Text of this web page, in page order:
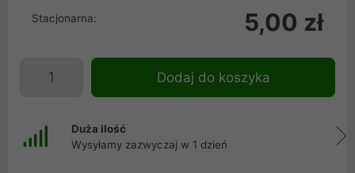
Stacjonarna: 5,00 zł
Dodaj do koszyka
Duża ilość
Wysyłamy zazwyczaj w 1 dzień